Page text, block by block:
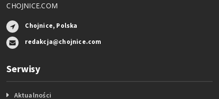
CHOJNICE.COM
Chojnice, Polska
redakcja@chojnice.com
Serwisy
Aktualności